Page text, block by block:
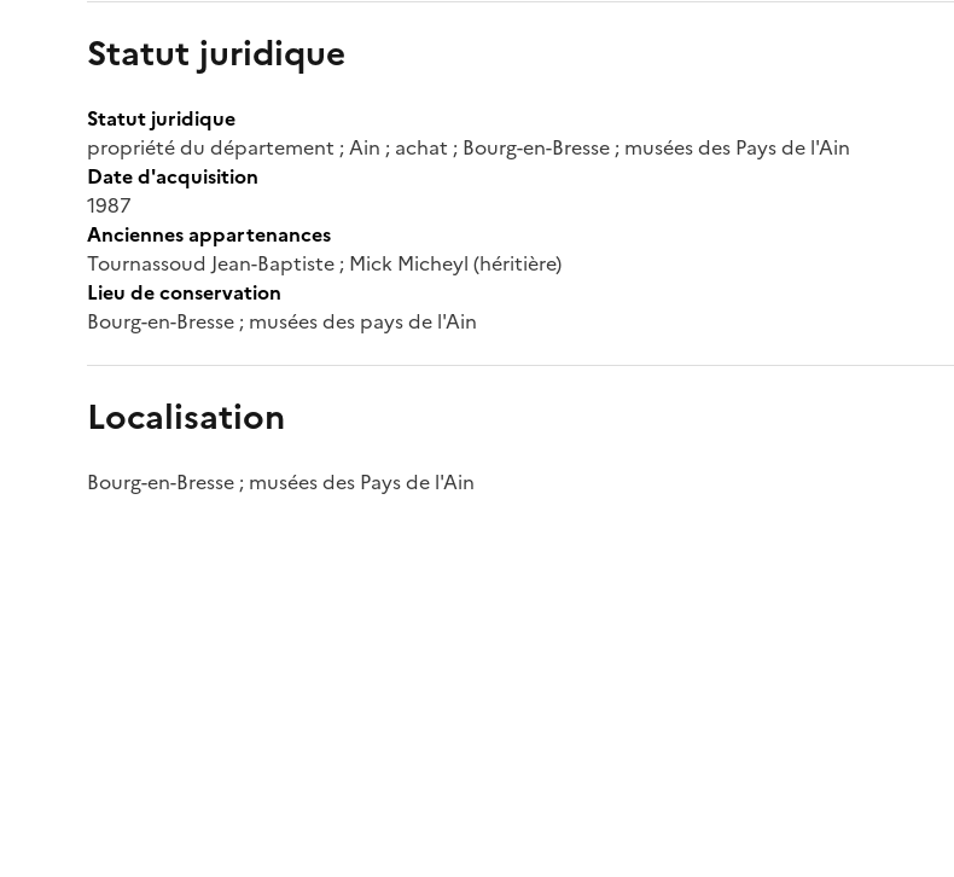
Statut juridique
Statut juridique
propriété du département ; Ain ; achat ; Bourg-en-Bresse ; musées des Pays de l'Ain
Date d'acquisition
1987
Anciennes appartenances
Tournassoud Jean-Baptiste ; Mick Micheyl (héritière)
Lieu de conservation
Bourg-en-Bresse ; musées des pays de l'Ain
Localisation
Bourg-en-Bresse ; musées des Pays de l'Ain